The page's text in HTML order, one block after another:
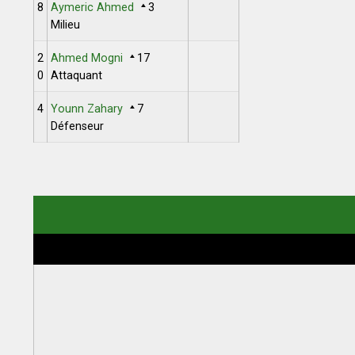
8 Aymeric Ahmed
3
Milieu
2
0
Ahmed Mogni
17
Attaquant
4 Younn Zahary
7
Défenseur